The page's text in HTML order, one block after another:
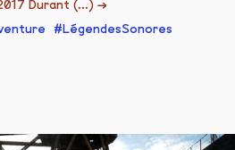
Durant (...) →
LégendesSonores